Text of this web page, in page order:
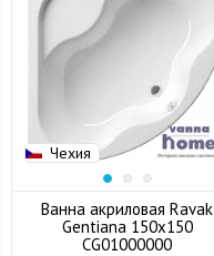
Чехия
Ванна акриловая Ravak
Gentiana 150x150
CG01000000